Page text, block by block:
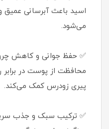
اسید باعث آبرسانی
می‌شود.
محافظت از پوست در برابر
پیری زودرس کمک می‌کند.
✅ ترکیب سبک و جذب